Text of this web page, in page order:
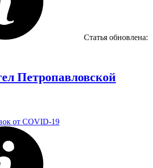
Статья обновлена:
Петропавловской